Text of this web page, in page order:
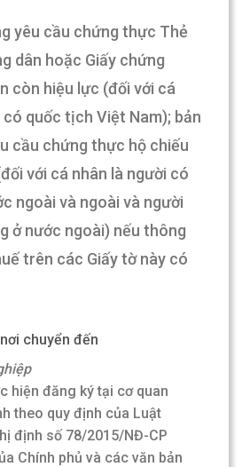
yêu cầu chứng thực Thẻ
dân hoặc Giấy chứng
còn hiệu lực (đối với cá
có quốc tịch Việt Nam); bản
cầu chứng thực hộ chiếu
với cá nhân là người có
ngoài và ngoài và người
ở nước ngoài) nếu thông
trên các Giấy tờ này có
chuyển đến
hiện đăng ký tại cơ quan
theo quy định của Luật
định số 78/2015/NĐ-CP
Chính phủ và các văn bản